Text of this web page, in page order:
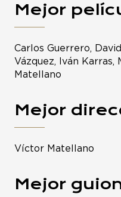
Mejor
Carlos Guerrero,
Vázquez, Iván
Matellano
Mejor
Víctor Matellano
Mejor